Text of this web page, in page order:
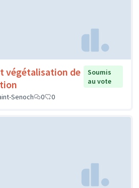
végétalisation de
Soumis
au vote
Senoch
0 0